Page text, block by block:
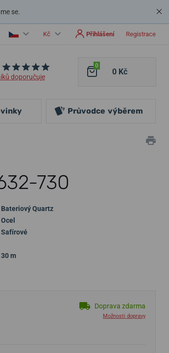
se.
Kč Přihlášení Registrace
doporučuje
0
0 Kč
Průvodce výběrem
730
Bateriový Quartz
Ocel
Safírové
30 m
Doprava zdarma
Možnosti dopravy